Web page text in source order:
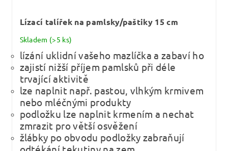
Lízací talířek na pamlsky/paštiky 15 cm
Skladem (>5 ks)
lízání uklidní vašeho mazlíčka a zabaví ho
zajistí nižší příjem pamlsků při déle
trvající aktivitě
lze naplnit např. pastou, vlhkým krmivem
nebo mléčnými produkty
podložku lze naplnit krmením a nechat
zmrazit pro větší osvěžení
žlábky po obvodu podložky zabraňují